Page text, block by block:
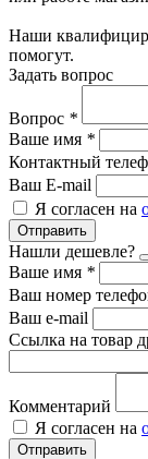
Наши
помогут.
Задать вопрос
Вопрос *
Ваше имя *
Контактный
Ваш E-mail
Я согласен на
Отправить
Нашли дешевле?
Ваше имя *
Ваш номер
Ваш e-mail
Ссылка на товар
Комментарий
Я согласен на
Отправить